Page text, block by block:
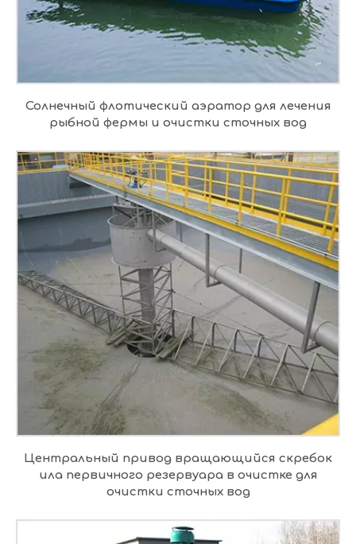
Солнечный флотический аэратор для лечения
рыбной фермы и очистки сточных вод
Центральный привод вращающийся скребок
ила первичного резервуара в очистке для
очистки сточных вод